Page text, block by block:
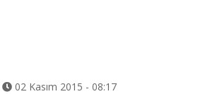
02 Kasım 2015 - 08:17